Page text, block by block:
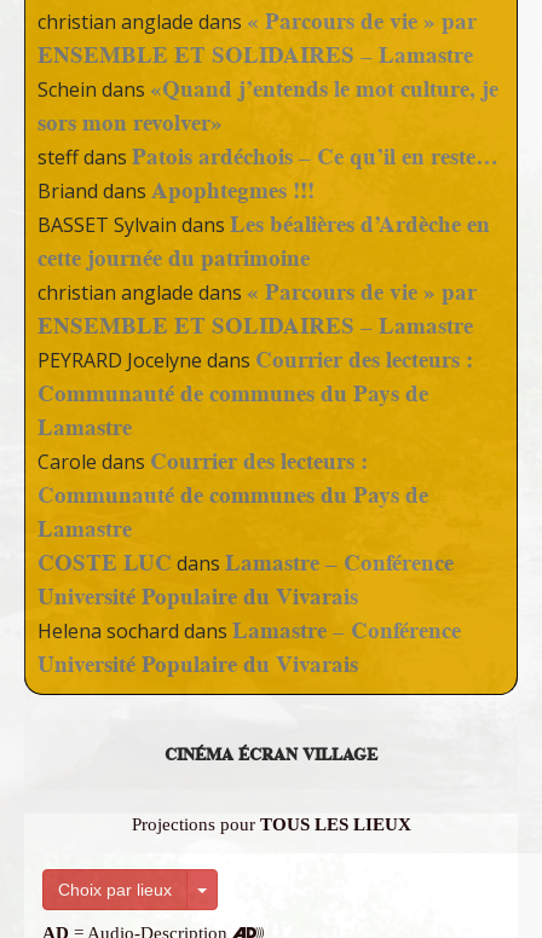
christian anglade dans « Parcours de vie » par
ENSEMBLE ET SOLIDAIRES – Lamastre
Schein dans «Quand j’entends le mot culture, je
sors mon revolver»
steffdans Patois ardéchois – Ce qu’il en reste…
Briand dans Apophtegmes !!!
BASSET Sylvain dans Les béalières d’Ardèche en
cette journée du patrimoine
christian anglade dans « Parcours de vie » par
ENSEMBLE ET SOLIDAIRES – Lamastre
PEYRARD Jocelyne dans Courrier des lecteurs :
Communauté de communes du Pays de
Lamastre
Carole dans Courrier des lecteurs :
Communauté de communes du Pays de
Lamastre
COSTE LUC dans Lamastre – Conférence
Université Populaire du Vivarais
Helena sochard dans Lamastre – Conférence
Université Populaire du Vivarais
CINÉMA ÉCRAN VILLAGE